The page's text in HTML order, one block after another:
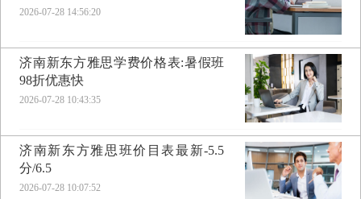
2026-07-28 14:56:20
济南新东方雅思学费价格表:暑假班
98折优惠快
2026-07-28 10:43:35
济南新东方雅思班价目表最新-5.5
分/6.5
2026-07-28 10:07:52